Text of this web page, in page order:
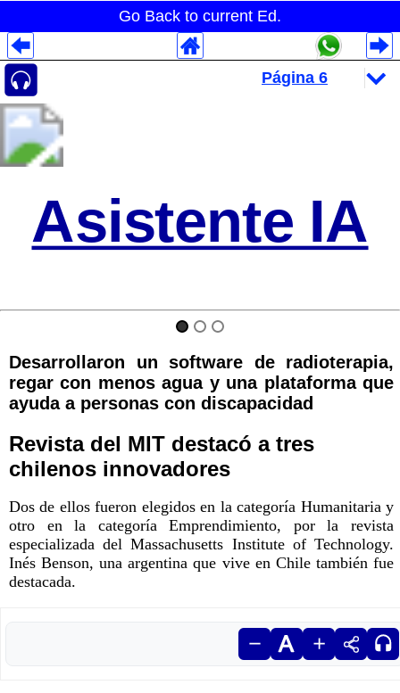
Go Back to current Ed.
Asistente IA
Desarrollaron un software de radioterapia,
regar con menos agua y una plataforma que
ayuda a personas con discapacidad
Revista del MIT destacó a tres
chilenos innovadores
Dos de ellos fueron elegidos en la categoría Humanitaria y
otro en la categoría Emprendimiento, por la revista
especializada del Massachusetts Institute of Technology.
Inés Benson, una argentina que vive en Chile también fue
destacada.
Despliegues Analytics
Despliegues Totales
Despliegues por Rubros